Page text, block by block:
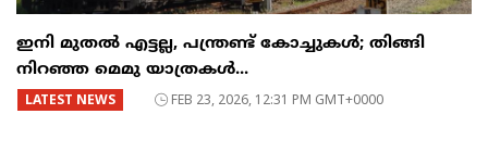
ഇനി മുതൽ എട്ടല്ല, പന്ത്രണ്ട് കോച്ചുകള്‍; തിങ്ങി
നിറഞ്ഞ മെമു യാത്രകൾ...
LATEST NEWS FEB 23, 2026, 12:31 PM GMT+0000